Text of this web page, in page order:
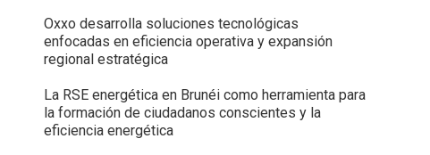
Oxxo desarrolla soluciones tecnológicas
enfocadas en eficiencia operativa y expansión
regional estratégica
La RSE energética en Brunéi como herramienta para
la formación de ciudadanos conscientes y la
eficiencia energética